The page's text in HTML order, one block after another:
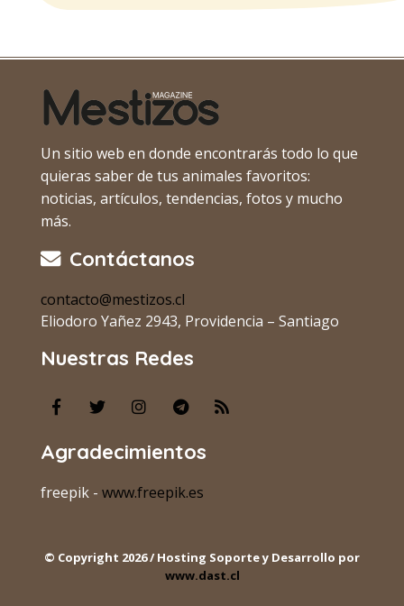
Un sitio web en donde encontrarás todo lo que
quieras saber de tus animales favoritos:
noticias, artículos, tendencias, fotos y mucho
más.
Contáctanos
contacto@mestizos.cl
Eliodoro Yañez 2943, Providencia – Santiago
Nuestras Redes
Agradecimientos
freepik - www.freepik.es
© Copyright 2026 / Hosting Soporte y Desarrollo por
www.dast.cl